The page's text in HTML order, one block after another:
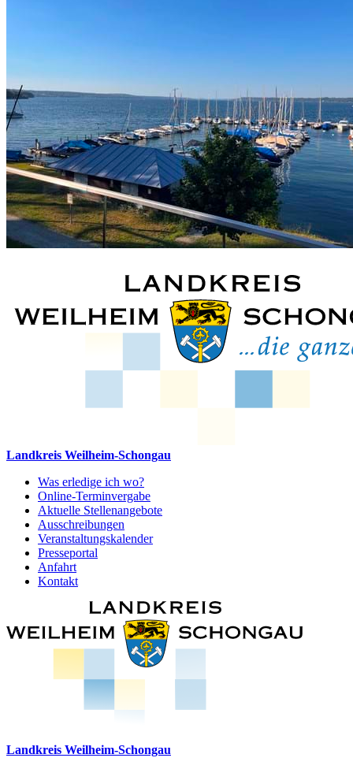
Landkreis Weilheim-Schongau
Was erledige ich wo?
Online-Terminvergabe
Aktuelle Stellenangebote
Ausschreibungen
Veranstaltungskalender
Presseportal
Anfahrt
Kontakt
Landkreis Weilheim-Schongau